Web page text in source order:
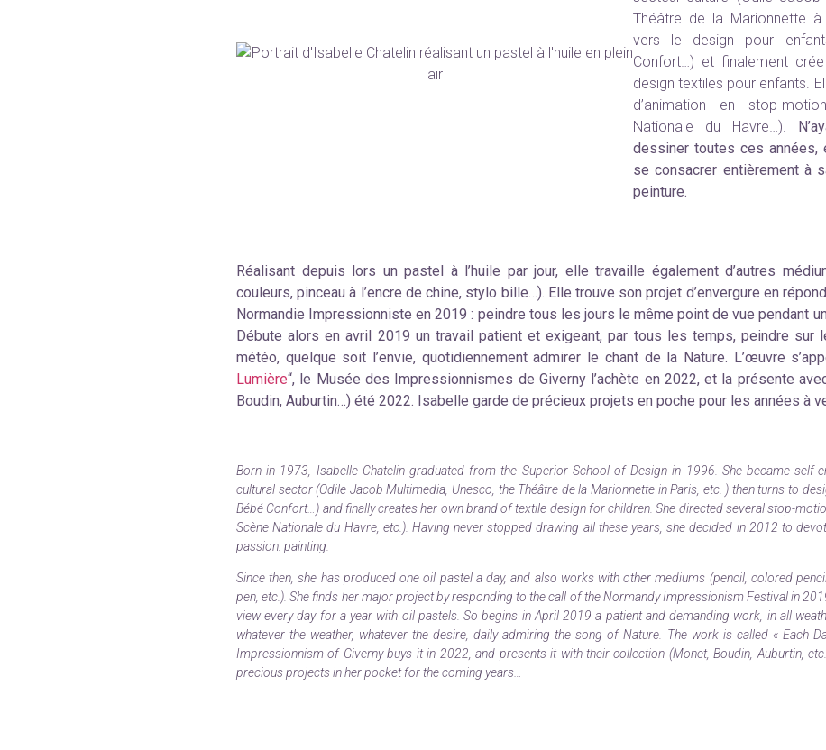
Théâtre de la Marionnette
vers le design pour
Confort…) et finalement
design textiles pour enfants.
d’animation en stop-
Nationale du Havre…).
dessiner toutes ces
se consacrer entièrement à
peinture.
Réalisant depuis lors un pastel à l’huile par jour, elle travaille également d’autres
couleurs, pinceau à l’encre de chine, stylo bille…). Elle trouve son projet d’envergure en
Normandie Impressionniste en 2019 : peindre tous les jours le même point de vue pendant
Débute alors en avril 2019 un travail patient et exigeant, par tous les temps, peindre sur
météo, quelque soit l’envie, quotidiennement admirer le chant de la Nature. L’œuvre
Lumière“, le Musée des Impressionnismes de Giverny l’achète en 2022, et la présente
Boudin, Auburtin…) été 2022. Isabelle garde de précieux projets en poche pour les années à
Born in 1973, Isabelle Chatelin graduated from the Superior School of Design in 1996. She became self-
cultural sector (Odile Jacob Multimedia, Unesco, the Théâtre de la Marionnette in Paris, etc. ) then turns to
Bébé Confort…) and finally creates her own brand of textile design for children. She directed several stop-
Scène Nationale du Havre, etc.). Having never stopped drawing all these years, she decided in 2012 to
passion: painting.
Since then, she has produced one oil pastel a day, and also works with other mediums (pencil, colored
pen, etc.). She finds her major project by responding to the call of the Normandy Impressionism Festival in
view every day for a year with oil pastels. So begins in April 2019 a patient and demanding work, in all
whatever the weather, whatever the desire, daily admiring the song of Nature. The work is called « Each
Impressionnism of Giverny buys it in 2022, and presents it with their collection (Monet, Boudin, Auburtin,
precious projects in her pocket for the coming years…